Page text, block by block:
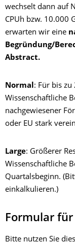
wechselt dann auf
CPUh bzw. 10.000
erwarten wir eine
Begründung/
Abstract.
Normal: Für bis zu
Wissenschaftliche
nachgewiesener
oder EU stark
Large: Größerer
Wissenschaftliche
Quartalsbeginn.
einkalkulieren.)
Formular
Bitte nutzen Sie